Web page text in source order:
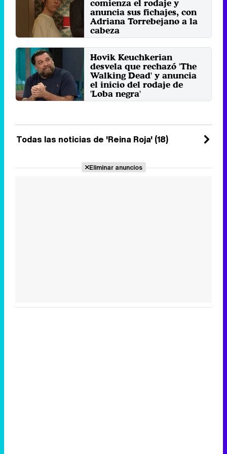
Miércoles 1 Enero 2025 11:53
comienza el rodaje y
anuncia sus fichajes, con
Adriana Torrebejano a la
cabeza
La segunda temporada de la
serie de Prime Video traslada sus
grabaciones a Málaga, donde ...
Miércoles 13 Noviembre 2024 15:00
Hovik Keuchkerian
desvela que rechazó 'The
Walking Dead' y anuncia
el inicio del rodaje de
'Loba negra'
El actor visitó 'La revuelta' junto a
Todas las noticias de 'Reina Roja' (18)
Eliminar anuncios